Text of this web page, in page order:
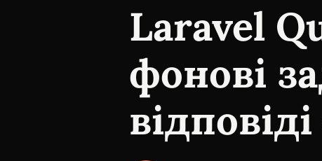
Laravel
фонові